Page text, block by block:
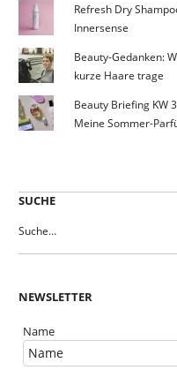
Refresh Dry
Innersense
Beauty-Gedanken:
kurze Haare trage
Beauty Briefing KW
Meine Sommer-
SUCHE
NEWSLETTER
Name